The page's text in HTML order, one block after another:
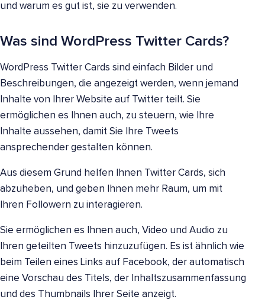
und warum es gut ist, sie zu verwenden.
Was sind WordPress Twitter Cards?
WordPress Twitter Cards sind einfach Bilder und
Beschreibungen, die angezeigt werden, wenn jemand
Inhalte von Ihrer Website auf Twitter teilt. Sie
ermöglichen es Ihnen auch, zu steuern, wie Ihre
Inhalte aussehen, damit Sie Ihre Tweets
ansprechender gestalten können.
Aus diesem Grund helfen Ihnen Twitter Cards, sich
abzuheben, und geben Ihnen mehr Raum, um mit
Ihren Followern zu interagieren.
Sie ermöglichen es Ihnen auch, Video und Audio zu
Ihren geteilten Tweets hinzuzufügen. Es ist ähnlich wie
beim Teilen eines Links auf Facebook, der automatisch
eine Vorschau des Titels, der Inhaltszusammenfassung
und des Thumbnails Ihrer Seite anzeigt.